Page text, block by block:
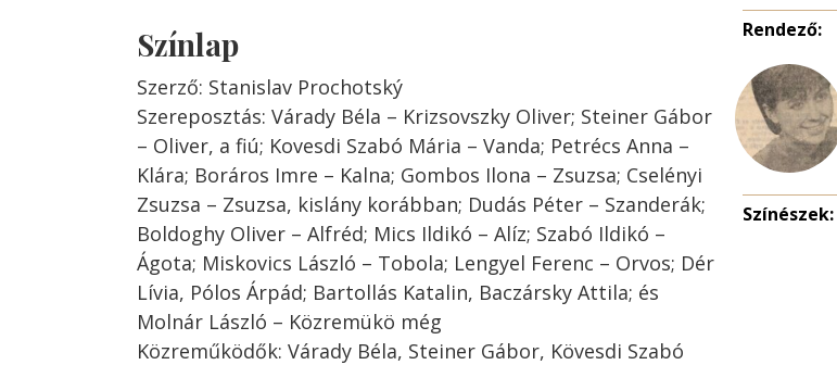
Színlap
Szerző: Stanislav Prochotský
Szereposztás: Várady Béla – Krizsovszky Oliver; Steiner Gábor
– Oliver, a fiú; Kovesdi Szabó Mária – Vanda; Petrécs Anna –
Klára; Boráros Imre – Kalna; Gombos Ilona – Zsuzsa; Cselényi
Zsuzsa – Zsuzsa, kislány korábban; Dudás Péter – Szanderák;
Boldoghy Oliver – Alfréd; Mics Ildikó – Alíz; Szabó Ildikó –
Ágota; Miskovics László – Tobola; Lengyel Ferenc – Orvos; Dér
Lívia, Pólos Árpád; Bartollás Katalin, Baczársky Attila; és
Molnár László – Közremükö még
Közreműködők: Várady Béla, Steiner Gábor, Kövesdi Szabó
Rendező:
Színészek: